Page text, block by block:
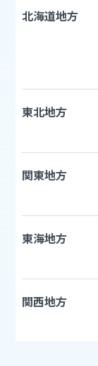
北海道地方
東北地方
関東地方
東海地方
関西地方